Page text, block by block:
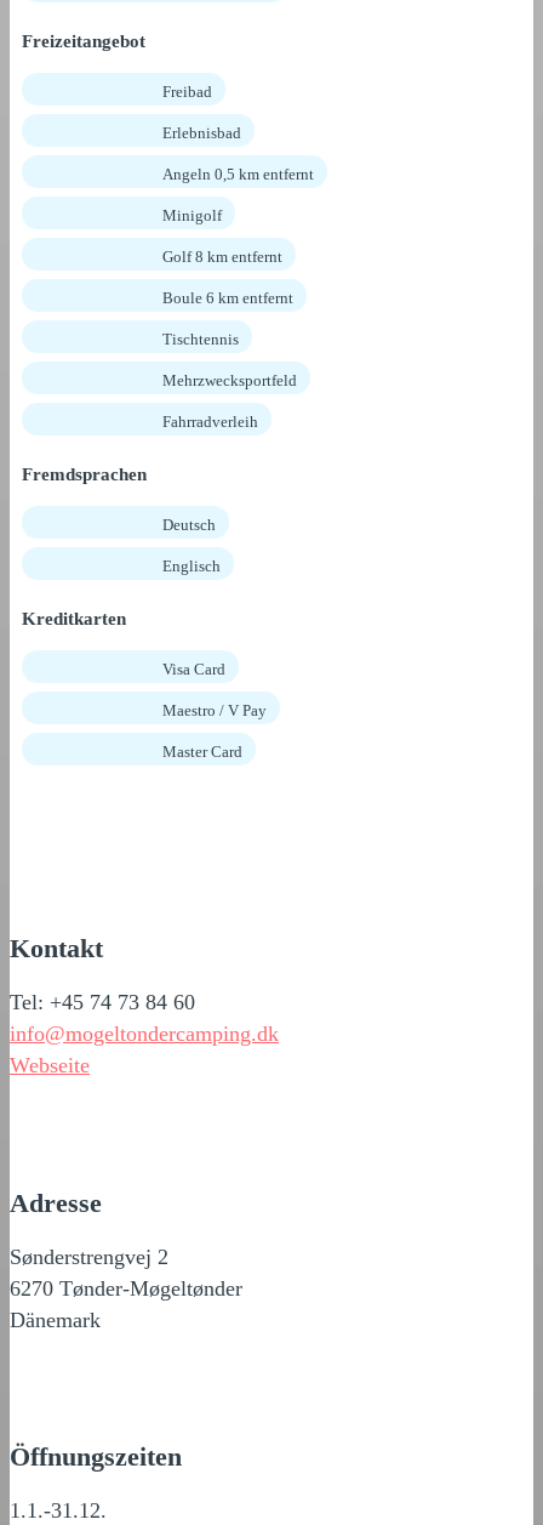
Freizeitangebot
Freibad
Erlebnisbad
Angeln 0,5 km entfernt
Minigolf
Golf 8 km entfernt
Boule 6 km entfernt
Tischtennis
Mehrzwecksportfeld
Fahrradverleih
Fremdsprachen
Deutsch
Englisch
Kreditkarten
Visa Card
Maestro / V Pay
Master Card
Kontakt
Tel: +45 74 73 84 60
info@mogeltondercamping.dk
Webseite
Adresse
Sønderstrengvej 2
6270 Tønder-Møgeltønder
Dänemark
Öffnungszeiten
1.1.-31.12.